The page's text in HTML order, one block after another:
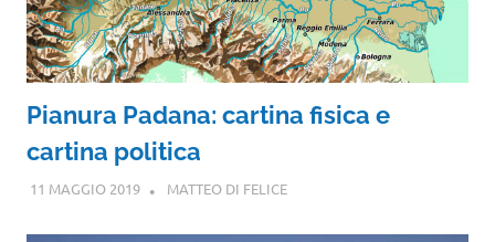
Pianura Padana: cartina fisica e
cartina politica
11 MAGGIO 2019 MATTEO DI FELICE